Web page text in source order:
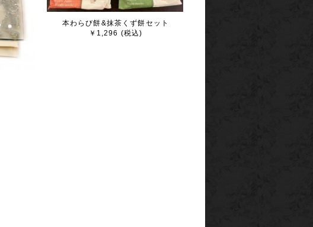
本わらび餅&抹茶くず餅セット
￥1,296 (税込)